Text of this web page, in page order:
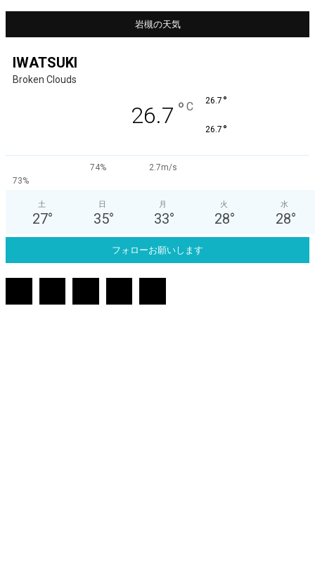
岩槻の天気
IWATSUKI
Broken Clouds
26.7 ° C 26.7 °
26.7 °
74%
2.7m/s
73%
土
27°
日
35°
月
33°
火
28°
水
28°
フォローお願いします